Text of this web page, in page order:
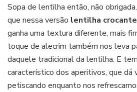
Sopa de lentilha então, não
que nessa versão lentilha
ganha uma textura diferente, mais
toque de alecrim também nos leva
daquele tradicional da lentilha. E
característico dos aperitivos, que dá
petiscando enquanto nos